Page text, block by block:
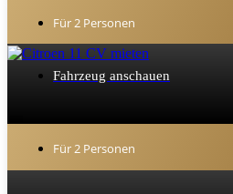
Für 2 Personen
Fahrzeug anschauen
Für 2 Personen